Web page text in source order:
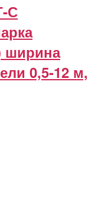
С
ширина
0,5-12 м,